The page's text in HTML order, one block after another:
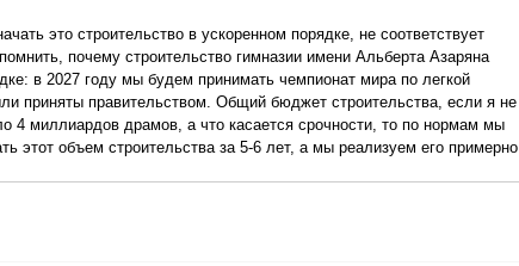
это строительство в ускоренном порядке, не соответствует
почему строительство гимназии имени Альберта Азаряна
в 2027 году мы будем принимать чемпионат мира по легкой
приняты правительством. Общий бюджет строительства, если я не
4 миллиардов драмов, а что касается срочности, то по нормам мы
этот объем строительства за 5-6 лет, а мы реализуем его примерно